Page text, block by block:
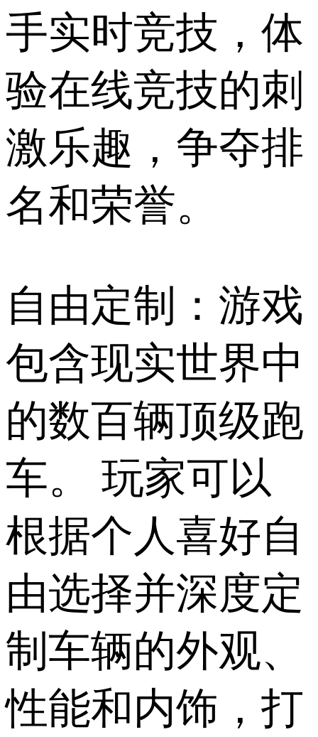
手实时竞技，体
验在线竞技的刺
激乐趣，争夺排
名和荣誉。
自由定制：游戏
包含现实世界中
的数百辆顶级跑
车。 玩家可以
根据个人喜好自
由选择并深度定
制车辆的外观、
性能和内饰，打